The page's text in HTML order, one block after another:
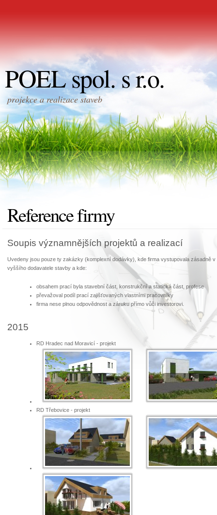
POEL spol. s r.o.
projekce a realizace staveb
Reference firmy
Soupis významnějších projektů a realizací
Uvedeny jsou pouze ty zakázky (komplexní dodávky), kde firma vystupovala zásadně
vyššího dodavatele stavby a kde:
obsahem prací byla stavební část, konstrukční a statická část, profese
převažoval podíl prací zajišťovaných vlastními pracovníky
firma nese plnou odpovědnost a záruku přímo vůči investorovi.
2015
RD Hradec nad Moravicí - projekt
RD Třebovice - projekt